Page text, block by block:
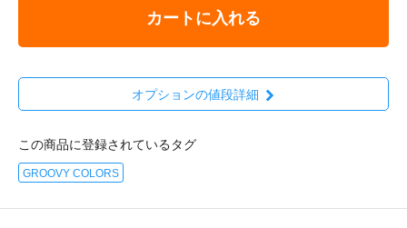
カートに入れる
オプションの値段詳細
この商品に登録されているタグ
GROOVY COLORS